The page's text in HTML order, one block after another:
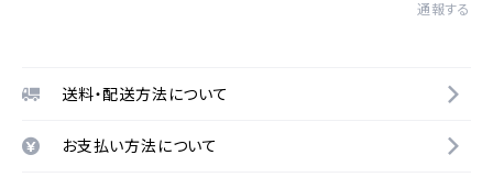
通報する
送料・配送方法について
お支払い方法について